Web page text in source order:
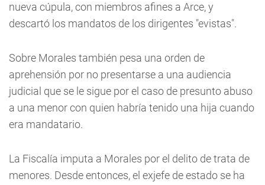
nueva cúpula, con miembros afines a Arce, y
descartó los mandatos de los dirigentes "evistas".
Sobre Morales también pesa una orden de
aprehensión por no presentarse a una audiencia
judicial que se le sigue por el caso de presunto abuso
a una menor con quien habría tenido una hija cuando
era mandatario.
La Fiscalía imputa a Morales por el delito de trata de
menores. Desde entonces, el exjefe de estado se ha